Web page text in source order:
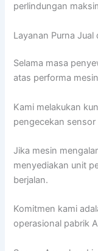
perlindungan
Layanan Purna
Selama masa
atas performa
Kami melakukan
pengecekan
Jika mesin
menyediakan unit
berjalan.
Komitmen kami
operasional pabrik